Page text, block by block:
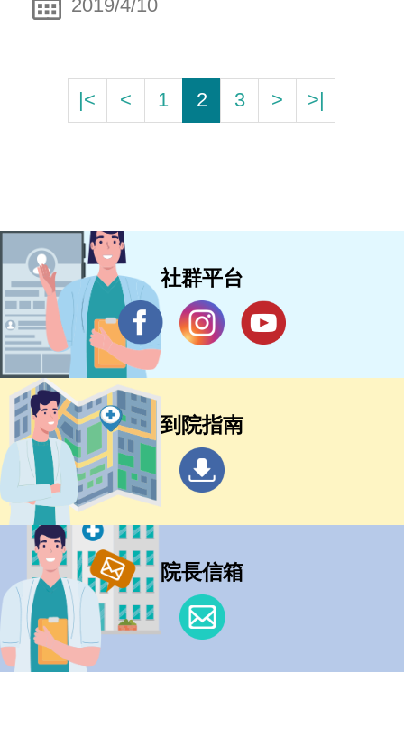
2019/4/10
|< < 1 2 3 > >|
社群平台
到院指南
院長信箱